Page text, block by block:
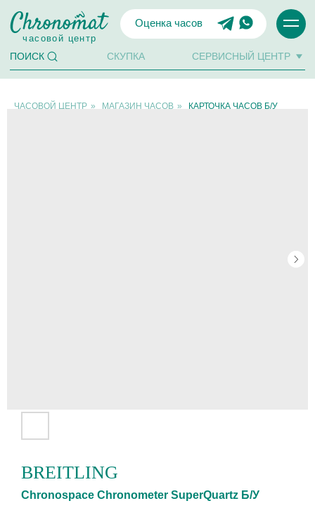
Оценка часов
ПОИСК
часовой центр
СЕРВИСНЫЙ ЦЕНТР
СКУПКА
ЧАСОВОЙ ЦЕНТР » МАГАЗИН ЧАСОВ » КАРТОЧКА ЧАСОВ Б/У
BREITLING
Сhrоnospасе Сhrоnomеtеr SuреrQuаrtz Б/У